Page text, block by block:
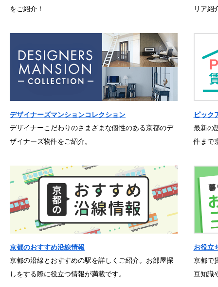
をご紹介！
リア紹
デザイナーズマンションコレクション
デザイナーこだわりのさまざまな個性のある京都のデ
ザイナーズ物件をご紹介。
ピック
最新の
件まで
京都のおすすめ沿線情報
京都の沿線とおすすめの駅を詳しくご紹介。お部屋探
しをする際に役立つ情報が満載です。
お役立
京都で
豆知識